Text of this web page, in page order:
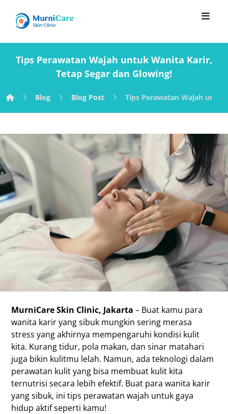
Tips Perawatan Wajah untuk Wanita Karir,
Tetap Segar dan Glowing!
Blog Blog Post Tips Perawatan Wajah
MurniCare Skin Clinic, Jakarta – Buat kamu para
wanita karir yang sibuk mungkin sering merasa
stress yang akhirnya mempengaruhi kondisi kulit
kita. Kurang tidur, pola makan, dan sinar matahari
juga bikin kulitmu lelah. Namun, ada teknologi dalam
perawatan kulit yang bisa membuat kulit kita
ternutrisi secara lebih efektif. Buat para wanita karir
yang sibuk, ini tips perawatan wajah untuk gaya
hidup aktif seperti kamu!